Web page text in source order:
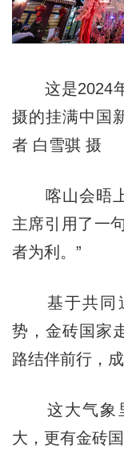
这是2024年
摄的挂满中国
者 白雪骐 摄
喀山会晤上
主席引用了一
者为利。”
基于共同追
势，金砖国家
路结伴前行，
这大气象里
大，更有金砖